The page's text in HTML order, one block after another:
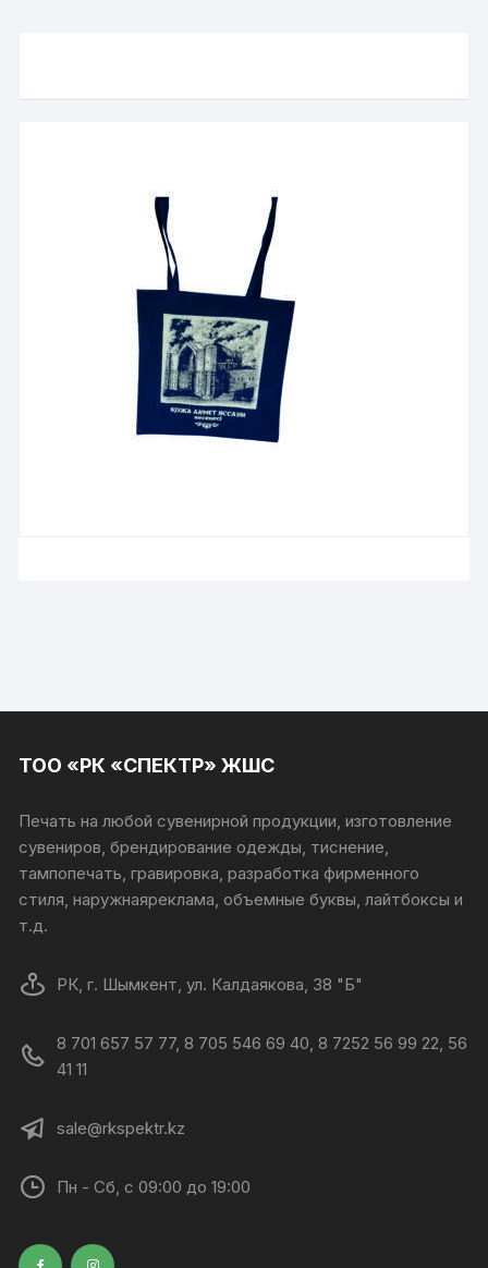
ТОО «РК «СПЕКТР» ЖШС
Печать на любой сувенирной продукции, изготовление
сувениров, брендирование одежды, тиснение,
тампопечать, гравировка, разработка фирменного
стиля, наружнаяреклама, объемные буквы, лайтбоксы и
т.д.
РК, г. Шымкент, ул. Калдаякова, 38 "Б"
8 701 657 57 77, 8 705 546 69 40, 8 7252 56 99 22, 56
41 11
sale@rkspektr.kz
Пн - Сб, с 09:00 до 19:00